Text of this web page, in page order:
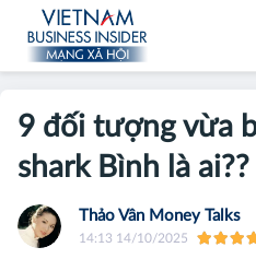
9 đối tượng vừa
shark Bình là ai??
Thảo Vân Money Talks
14:13 14/10/2025